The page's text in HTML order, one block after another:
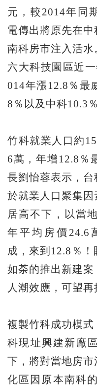
元，較2014年同
電傳出將原先在
南科房市注入活
六大科技園區近
014年漲12.8％最
8％以及中科10.3％
竹科就業人口約
6萬，年增12.8％
長劉怡蓉表示，
於就業人口聚集
居高不下，以當
年平均房價24.6
成，來到12.8％
如荼的推出新建
人潮效應，可望再
複製竹科成功模
科現址興建新廠
下，將對當地房
化區因原本南科